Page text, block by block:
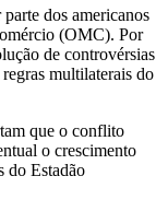
dos americanos
(OMC). Por
de controvérsias
regras multilaterais do
que o conflito
o crescimento
do Estadão